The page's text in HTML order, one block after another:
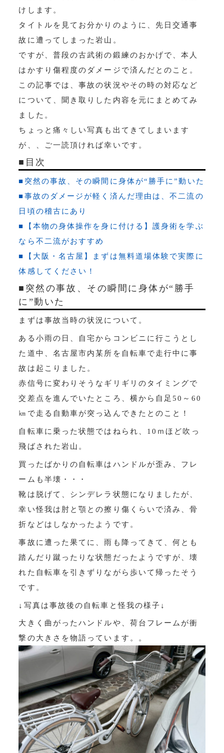
けします。
タイトルを見てお分かりのように、先日交通事
故に遭ってしまった岩山。
ですが、普段の古武術の鍛練のおかげで、本人
はかすり傷程度のダメージで済んだとのこと。
この記事では、事故の状況やその時の対応など
について、聞き取りした内容を元にまとめてみ
ました。
ちょっと痛々しい写真も出てきてしまいます
が、、ご一読頂ければ幸いです。
■目次
■突然の事故、その瞬間に身体が“勝手に”動いた
■事故のダメージが軽く済んだ理由は、不二流の
日頃の稽古にあり
■【本物の身体操作を身に付ける】護身術を学ぶ
なら不二流がおすすめ
■【大阪・名古屋】まずは無料道場体験で実際に
体感してください！
■突然の事故、その瞬間に身体が“勝手
に”動いた
まずは事故当時の状況について。
ある小雨の日、自宅からコンビニに行こうとし
た道中、名古屋市内某所を自転車で走行中に事
故は起こりました。
赤信号に変わりそうなギリギリのタイミングで
交差点を進んでいたところ、横から自足50～60
㎞で走る自動車が突っ込んできたとのこと！
自転車に乗った状態ではねられ、10ｍほど吹っ
飛ばされた岩山。
買ったばかりの自転車はハンドルが歪み、フレ
ームも半壊・・・
靴は脱げて、シンデレラ状態になりましたが、
幸い怪我は肘と顎との擦り傷くらいで済み、骨
折などはしなかったようです。
事故に遭った果てに、雨も降ってきて、何とも
踏んだり蹴ったりな状態だったようですが、壊
れた自転車を引きずりながら歩いて帰ったそう
です。
↓写真は事故後の自転車と怪我の様子↓
大きく曲がったハンドルや、荷台フレームが衝
撃の大きさを物語っています。。